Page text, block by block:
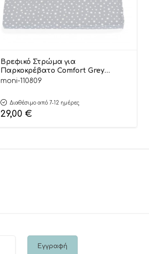
Βρεφικό Στρώμα για
Παρκοκρέβατο Comfort Grey
(88x88x5cm) 3800146249618 – Hugzzz
moni-110809
Διαθέσιμο από 7-12 ημέρες
29,00 €